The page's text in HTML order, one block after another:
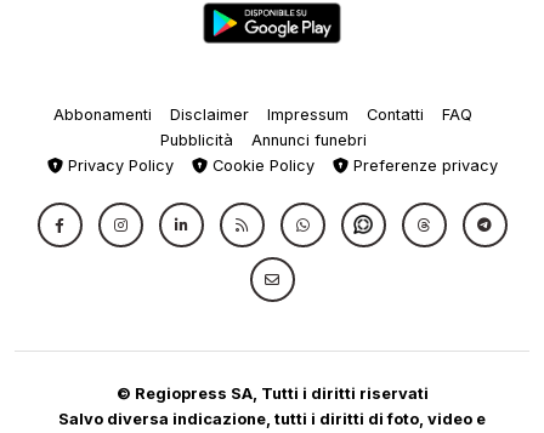
Abbonamenti Disclaimer Impressum Contatti
FAQ
Pubblicità
Annunci funebri
Privacy Policy
Cookie Policy Preferenze privacy
© Regiopress SA, Tutti i diritti riservati
Salvo diversa indicazione, tutti i diritti di foto, video e